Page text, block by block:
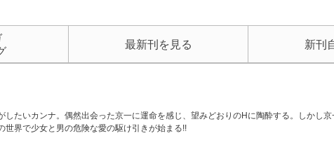
最新刊を見る 新刊
したいカンナ。偶然出会った京一に運命を感じ、望みどおりのHに陶酔する。しかし
世界で少女と男の危険な愛の駆け引きが始まる!!